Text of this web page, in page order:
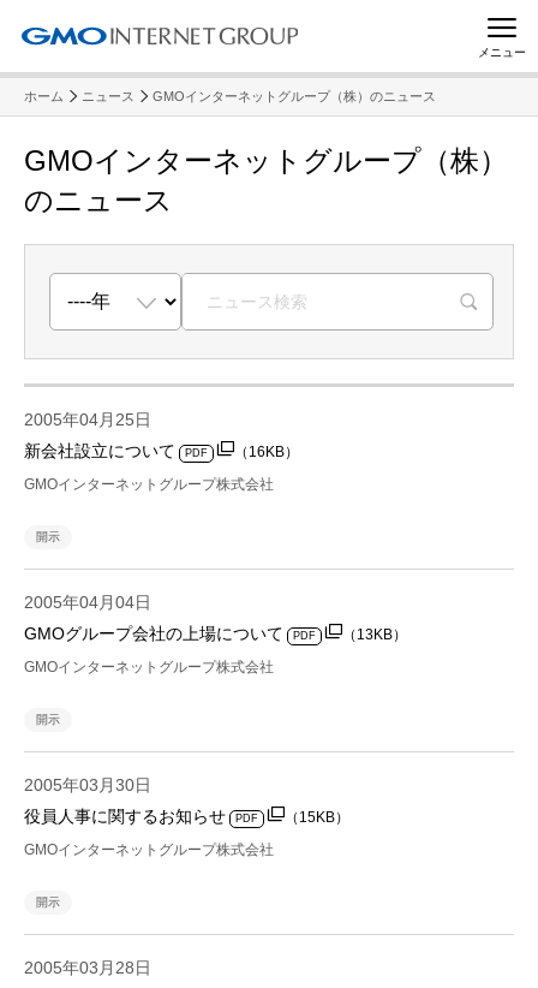
メニュー
ホーム ニュース GMOインターネットグループ（株）のニュース
GMOインターネットグループ（株）
のニュース
2005年04月25日
新会社設立について
PDF
（16KB）
GMOインターネットグループ株式会社
開示
2005年04月04日
GMOグループ会社の上場について
PDF
（13KB）
GMOインターネットグループ株式会社
開示
2005年03月30日
役員人事に関するお知らせ
PDF
（15KB）
GMOインターネットグループ株式会社
開示
2005年03月28日